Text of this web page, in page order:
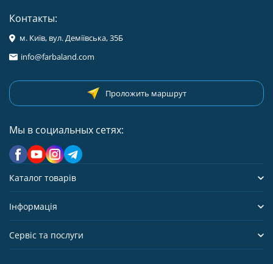
Контакты:
м. Київ, вул. Деміївська, 35Б
info@farbaland.com
Проложить маршрут
Мы в социальных сетях:
Каталог товарів
Інформація
Сервіс та послуги